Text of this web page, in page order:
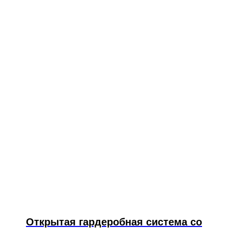
Открытая гардеробная система со